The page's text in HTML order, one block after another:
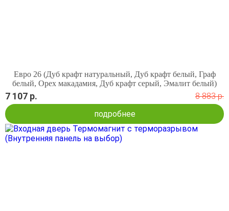
Евро 26 (Дуб крафт натуральный, Дуб крафт белый, Граф
белый, Орех макадамия, Дуб крафт серый, Эмалит белый)
7 107 р.
8 883 р.
подробнее